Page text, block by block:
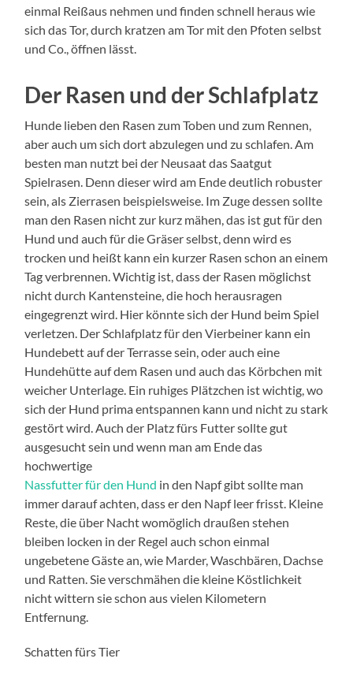
einmal Reißaus nehmen und finden schnell heraus wie
sich das Tor, durch kratzen am Tor mit den Pfoten selbst
und Co., öffnen lässt.
Der Rasen und der Schlafplatz
Hunde lieben den Rasen zum Toben und zum Rennen,
aber auch um sich dort abzulegen und zu schlafen. Am
besten man nutzt bei der Neusaat das Saatgut
Spielrasen. Denn dieser wird am Ende deutlich robuster
sein, als Zierrasen beispielsweise. Im Zuge dessen sollte
man den Rasen nicht zur kurz mähen, das ist gut für den
Hund und auch für die Gräser selbst, denn wird es
trocken und heißt kann ein kurzer Rasen schon an einem
Tag verbrennen. Wichtig ist, dass der Rasen möglichst
nicht durch Kantensteine, die hoch herausragen
eingegrenzt wird. Hier könnte sich der Hund beim Spiel
verletzen. Der Schlafplatz für den Vierbeiner kann ein
Hundebett auf der Terrasse sein, oder auch eine
Hundehütte auf dem Rasen und auch das Körbchen mit
weicher Unterlage. Ein ruhiges Plätzchen ist wichtig, wo
sich der Hund prima entspannen kann und nicht zu stark
gestört wird. Auch der Platz fürs Futter sollte gut
ausgesucht sein und wenn man am Ende das
hochwertige
Nassfutter für den Hund in den Napf gibt sollte man
immer darauf achten, dass er den Napf leer frisst. Kleine
Reste, die über Nacht womöglich draußen stehen
bleiben locken in der Regel auch schon einmal
ungebetene Gäste an, wie Marder, Waschbären, Dachse
und Ratten. Sie verschmähen die kleine Köstlichkeit
nicht wittern sie schon aus vielen Kilometern
Entfernung.
Schatten fürs Tier